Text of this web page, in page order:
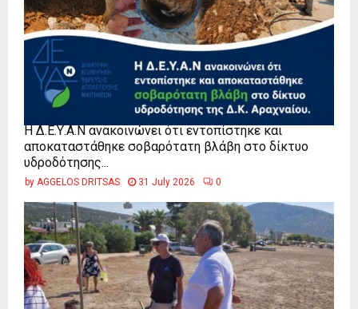
Η Δ.Ε.Υ.Α.Ν ανακοινώνει ότι εντοπίστηκε και
αποκαταστάθηκε σοβαρότατη βλάβη στο δίκτυο
υδροδότησης...
by AGGELOS DRITSAS 31 July 2026 0